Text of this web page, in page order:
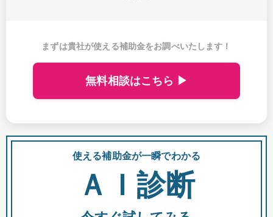
まずは貴社が使える補助金をお調べいたします！
無料相談はこちら ▶
使える補助金が一瞬でわかる
ＡＩ診断